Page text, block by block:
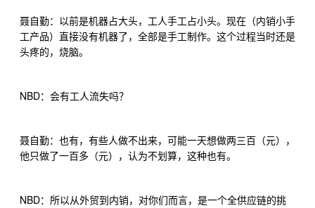
聂自勤：以前是机器占大头，工人手工占小头。现在（内销小手
工产品）直接没有机器了，全部是手工制作。这个过程当时还是
头疼的，烧脑。
NBD：会有工人流失吗？
聂自勤：也有，有些人做不出来，可能一天想做两三百（元），
他只做了一百多（元），认为不划算，这种也有。
NBD：所以从外贸到内销，对你们而言，是一个全供应链的挑